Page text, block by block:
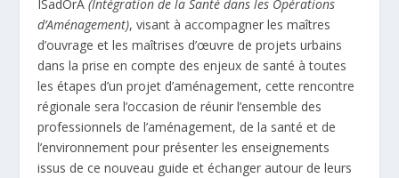
ISadOrA(Intégration de la Santé dans les Opérations
d’Aménagement), visant à accompagner les maîtres
d’ouvrage et les maîtrises d’œuvre de projets urbains
dans la prise en compte des enjeux de santé à toutes
les étapes d’un projet d’aménagement, cette rencontre
régionale sera l’occasion de réunir l’ensemble des
professionnels de l’aménagement, de la santé et de
l’environnement pour présenter les enseignements
issus de ce nouveau guide et échanger autour de leurs